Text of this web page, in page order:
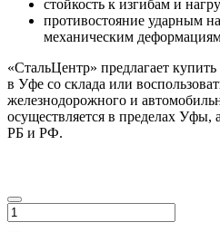
стойкость к изгибам и
противостояние ударным
механическим
«СтальЦентр» предлагает
в Уфе со склада или
железнодорожного и
осуществляется в пределах Уфы,
РБ и РФ.